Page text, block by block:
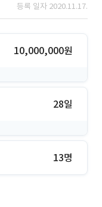
등록 일자 2020.11.17.
10,000,000원
28일
13명